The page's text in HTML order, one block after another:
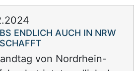
ENDLICH AUCH IN NRW
von Nordrhein-